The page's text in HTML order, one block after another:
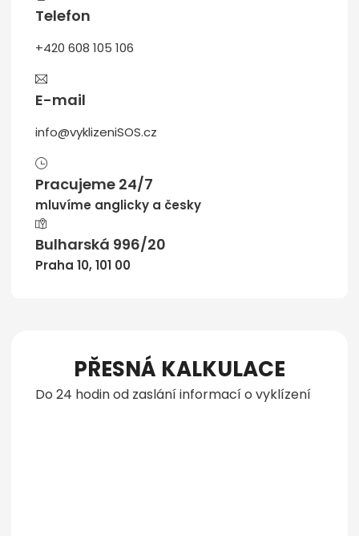
Telefon
+420 608 105 106
E-mail
info@vyklizeniSOS.cz
Pracujeme 24/7
mluvíme anglicky a česky
Bulharská 996/20
Praha 10, 101 00
PŘESNÁ KALKULACE
Do 24 hodin od zaslání informací o vyklízení